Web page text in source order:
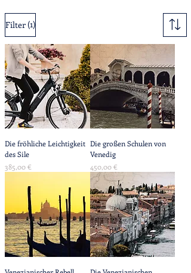
Filter (1)
Die fröhliche Leichtigkeit
des Sile
Preis
385,00 €
Die großen Schulen von
Venedig
Preis
450,00 €